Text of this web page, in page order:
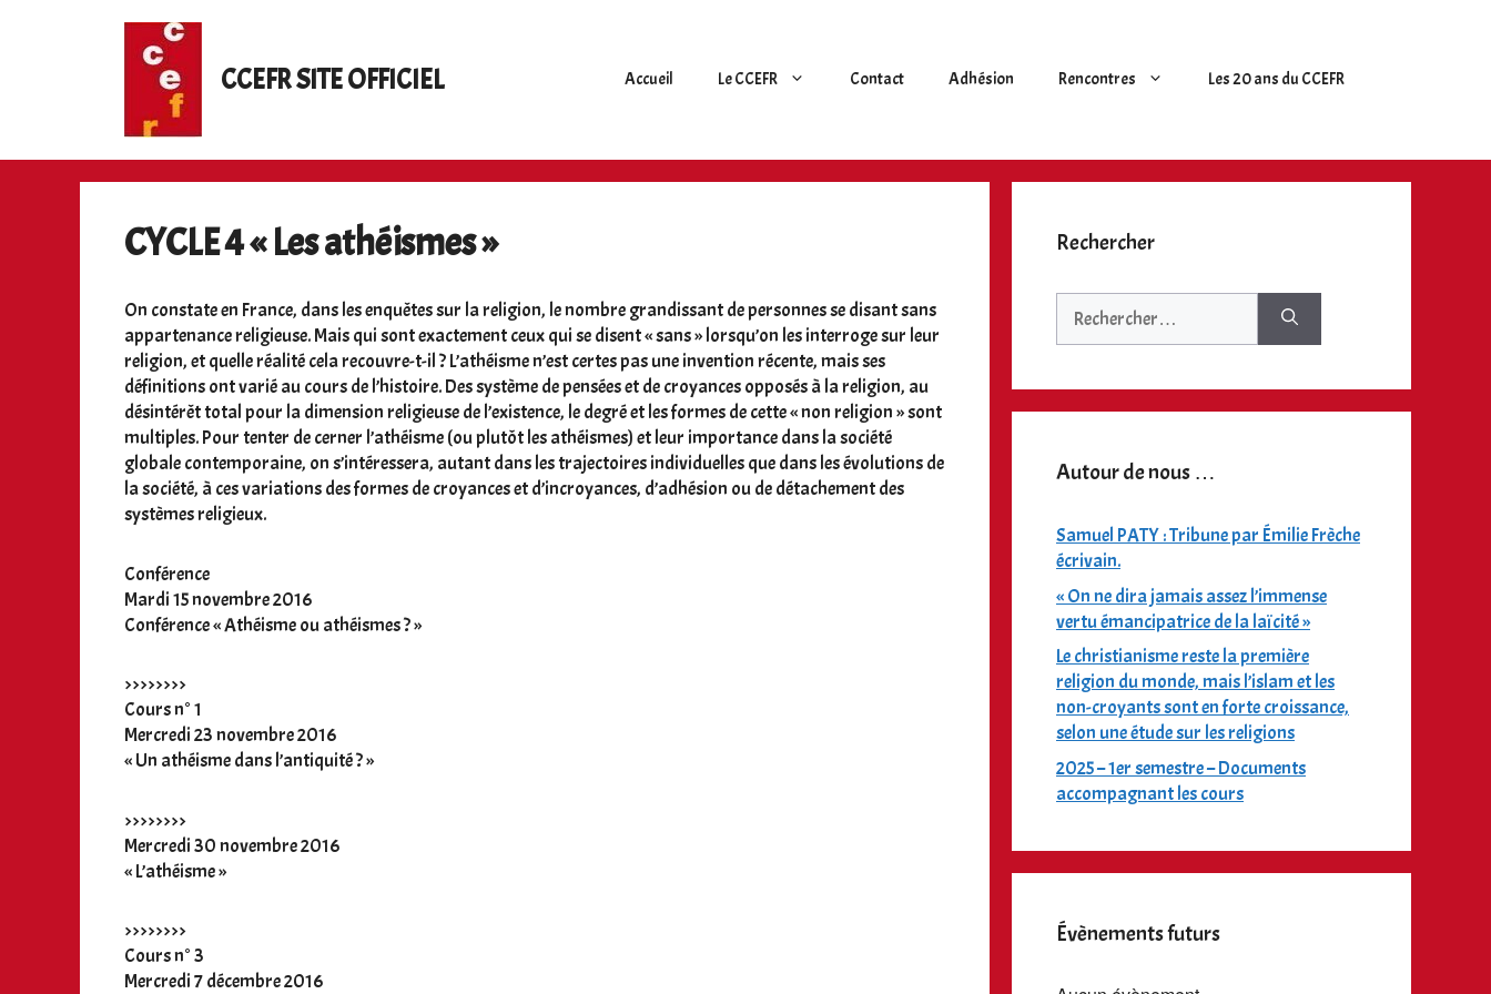
CCEFR SITE OFFICIEL Accueil Le CCEFR Contact Adhésion Rencontres Les 20 ans du CCEFR
CYCLE 4 « Les athéismes »
On constate en France, dans les enquêtes sur la religion, le nombre grandissant de personnes se disant sans
appartenance religieuse. Mais qui sont exactement ceux qui se disent « sans » lorsqu’on les interroge sur leur
religion, et quelle réalité cela recouvre-t-il ? L’athéisme n’est certes pas une invention récente, mais ses
définitions ont varié au cours de l’histoire. Des système de pensées et de croyances opposés à la religion, au
désintérêt total pour la dimension religieuse de l’existence, le degré et les formes de cette « non religion » sont
multiples. Pour tenter de cerner l’athéisme (ou plutôt les athéismes) et leur importance dans la société
globale contemporaine, on s’intéressera, autant dans les trajectoires individuelles que dans les évolutions de
la société, à ces variations des formes de croyances et d’incroyances, d’adhésion ou de détachement des
systèmes religieux.
Conférence
Mardi 15 novembre 2016
Conférence « Athéisme ou athéismes ? »
>>>>>>>>
Cours n° 1
Mercredi 23 novembre 2016
« Un athéisme dans l’antiquité ? »
>>>>>>>>
Mercredi 30 novembre 2016
« L’athéisme »
>>>>>>>>
Cours n° 3
Mercredi 7 décembre 2016
Rechercher
Rechercher :
Autour de nous …
Samuel PATY : Tribune par Émilie Frèche
écrivain.
« On ne dira jamais assez l’immense
vertu émancipatrice de la laïcité »
Le christianisme reste la première
religion du monde, mais l’islam et les
non-croyants sont en forte croissance,
selon une étude sur les religions
2025 – 1er semestre – Documents
accompagnant les cours
Évènements futurs